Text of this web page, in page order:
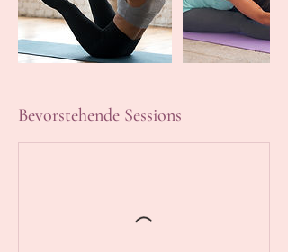
Bevorstehende Sessions